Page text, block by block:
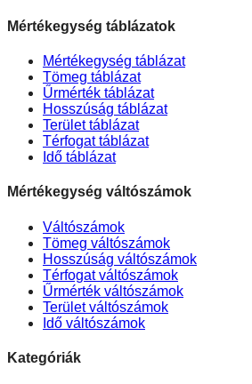
Mértékegység táblázatok
Mértékegység táblázat
Tömeg táblázat
Űrmérték táblázat
Hosszúság táblázat
Terület táblázat
Térfogat táblázat
Idő táblázat
Mértékegység váltószámok
Váltószámok
Tömeg váltószámok
Hosszúság váltószámok
Térfogat váltószámok
Űrmérték váltószámok
Terület váltószámok
Idő váltószámok
Kategóriák